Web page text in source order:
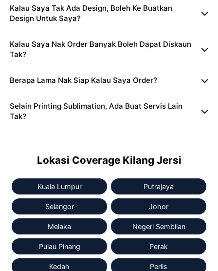
Kalau Saya Tak Ada Design, Boleh Ke Buatkan
Design Untuk Saya?
Kalau Saya Nak Order Banyak Boleh Dapat Diskaun
Tak?
Berapa Lama Nak Siap Kalau Saya Order?
Selain Printing Sublimation, Ada Buat Servis Lain
Tak?
Lokasi Coverage Kilang Jersi
Kuala Lumpur Putrajaya
Selangor Johor
Melaka Negeri Sembilan
Pulau Pinang Perak
Kedah Perlis